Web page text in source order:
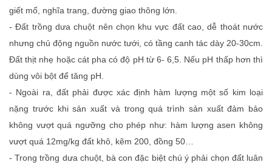
giết mổ, nghĩa trang, đường giao thông lớn.
- Đất trồng dưa chuột nên chọn khu vực đất cao, dễ thoát nước
nhưng chủ động nguồn nước tưới, có tầng canh tác dày 20-30cm.
Đất thịt nhẹ hoặc cát pha có độ pH từ 6- 6,5. Nếu pH thấp hơn thì
dùng vôi bột để tăng pH.
- Ngoài ra, đất phải được xác định hàm lượng một số kim loại
nặng trước khi sản xuất và trong quá trình sản xuất đảm bảo
không vượt quá ngưỡng cho phép như: hàm lượng asen không
vượt quá 12mg/kg đất khô, kẽm 200, đồng 50…
- Trong trồng dưa chuột, bà con đặc biệt chú ý phải chọn đất luân